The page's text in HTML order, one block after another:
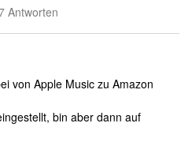
Antworten
von Apple Music zu Amazon
bin aber dann auf